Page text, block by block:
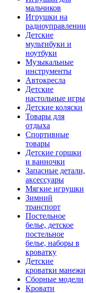
мальчиков
Игрушки на
радиоуправлении
Детские
мультибуки и
ноутбуки
Музыкальные
инструменты
Автокресла
Детские
настольные игры
Детские коляски
Товары для
отдыха
Спортивные
товары
Детские горшки
и ванночки
Запасные детали,
аксессуары
Мягкие игрушки
Зимний
транспорт
Постельное
белье, детское
постельное
белье, наборы в
кроватку
Детские
кроватки манежи
Сборные модели
Кровати